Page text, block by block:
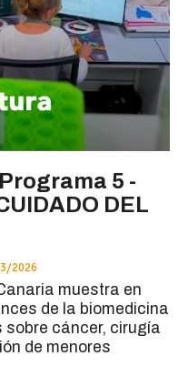
5 -
DEL
2026
muestra en
de la biomedicina
cáncer, cirugía
de menores